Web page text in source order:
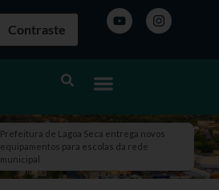
Contraste
Prefeitura de Lagoa Seca entrega novos
equipamentos para escolas da rede
municipal